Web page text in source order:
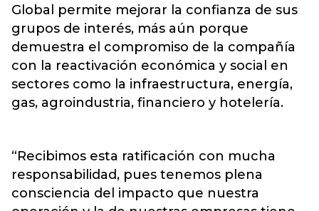
Global permite mejorar la confianza de sus
grupos de interés, más aún porque
demuestra el compromiso de la compañía
con la reactivación económica y social en
sectores como la infraestructura, energía,
gas, agroindustria, financiero y hotelería.
“Recibimos esta ratificación con mucha
responsabilidad, pues tenemos plena
consciencia del impacto que nuestra